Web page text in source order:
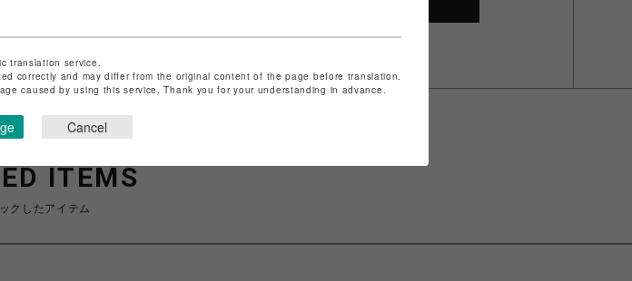
ITEMS
クしたアイテム
translation service.
correctly and may differ from the original content of the page before translation.
caused by using this service. Thank you for your understanding in advance.
Cancel